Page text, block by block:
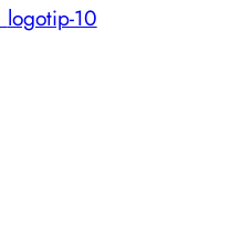
logotip-10